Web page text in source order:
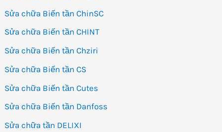
Sửa chữa Biến tần ChinSC
Sửa chữa Biến tần CHINT
Sửa chữa Biến tần Chziri
Sửa chữa Biến tần CS
Sửa chữa Biến tần Cutes
Sửa chữa Biến tần Danfoss
Sửa chữa tần DELIXI